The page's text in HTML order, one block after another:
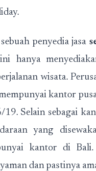
penyedia jasa
hanya
wisata.
kantor
Selain sebagai
yang
kantor di Bali.
dan pastinya